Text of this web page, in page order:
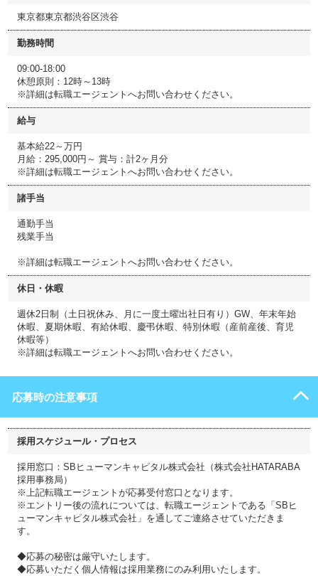
東京都東京都渋谷区渋谷
勤務時間
09:00-18:00
休憩原則：12時～13時
※詳細は転職エージェントへお問い合わせください。
給与
基本給22～万円
月給：295,000円～ 賞与：計2ヶ月分
※詳細は転職エージェントへお問い合わせください。
諸手当
通勤手当
残業手当
※詳細は転職エージェントへお問い合わせください。
休日・休暇
週休2日制（土日祝休み、月に一度土曜出社日有り）GW、年末年始
休暇、夏期休暇、有給休暇、慶弔休暇、特別休暇（産前産後、育児
休暇等）
※詳細は転職エージェントへお問い合わせください。
応募時の注意事項
採用スケジュール・プロセス
採用窓口：SBヒューマンキャピタル株式会社（株式会社HATARABA
採用事務局）
※上記転職エージェントが応募受付窓口となります。
※エントリー後の流れについては、転職エージェントである「SBヒ
ューマンキャピタル株式会社」を通してご連絡させていただきま
す。
◆応募の秘密は厳守いたします。
◆応募いただく個人情報は採用業務にのみ利用いたします。